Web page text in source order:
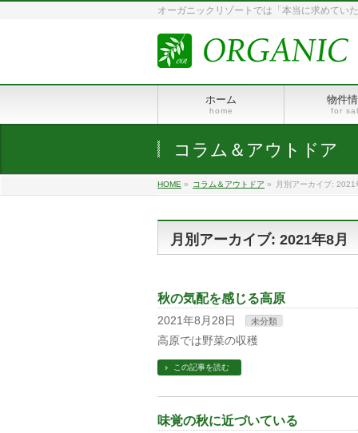
オーガニックリゾートでは「本当に求めてい
ホーム
home
物件
for
コラム＆アウトドア
HOME » コラム＆アウトドア » 月別アーカイブ: 2021
月別アーカイブ: 2021年8月
秋の気配を感じる高原
2021年8月28日 未分類
高原では野菜の収穫
この記事を読む
味覚の秋に近づいている